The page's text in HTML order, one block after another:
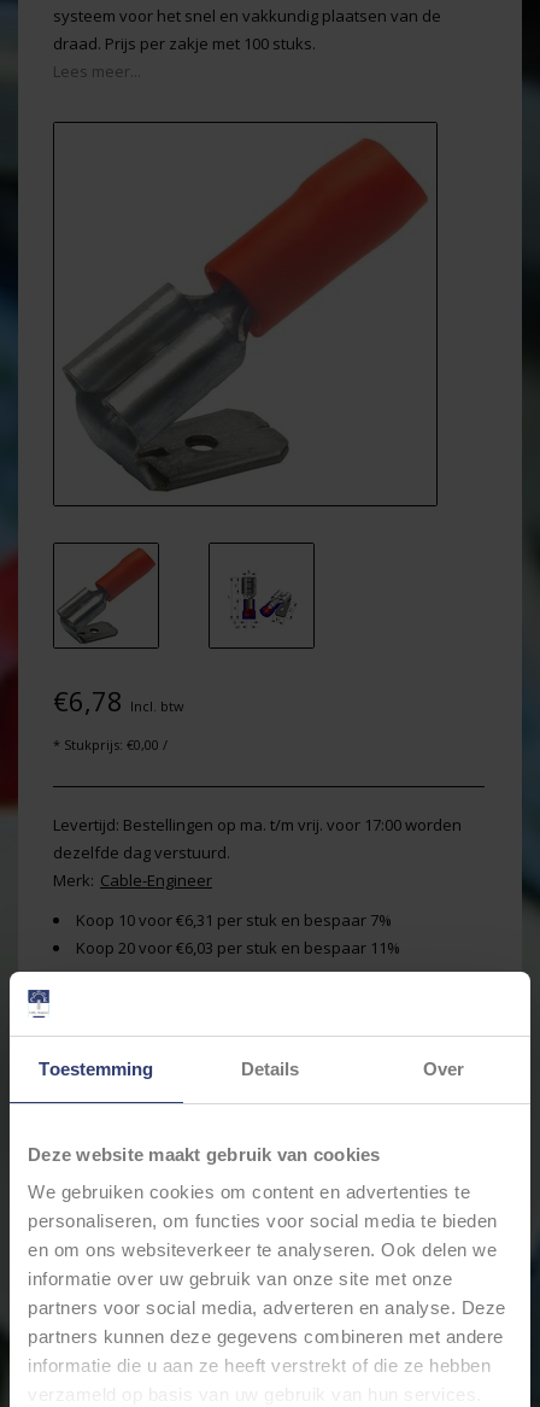
Toestemming Details Over
Deze website maakt gebruik van cookies
We gebruiken cookies om content en advertenties te
personaliseren, om functies voor social media te bieden
en om ons websiteverkeer te analyseren. Ook delen we
informatie over uw gebruik van onze site met onze
partners voor social media, adverteren en analyse. Deze
partners kunnen deze gegevens combineren met andere
informatie die u aan ze heeft verstrekt of die ze hebben
verzameld op basis van uw gebruik van hun services.
systeem voor het snel en vakkundig plaatsen van de
draad. Prijs per zakje met 100 stuks.
Lees meer...
€6,78 Incl. btw
* Stukprijs: €0,00 /
Levertijd: Bestellingen op ma. t/m vrij. voor 17:00 worden
dezelfde dag verstuurd.
Merk: Cable-Engineer
Koop 10 voor €6,31 per stuk en bespaar 7%
Koop 20 voor €6,03 per stuk en bespaar 11%
Aan verlanglijst toevoegen
Informatie Reviews (0)
Artikelnummer:
CEPIB-R
Voorraad:
36
Stukprijs:
€0,00 /